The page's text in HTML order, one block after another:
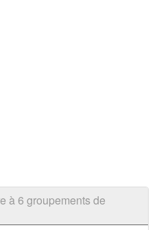
à 6 groupements de